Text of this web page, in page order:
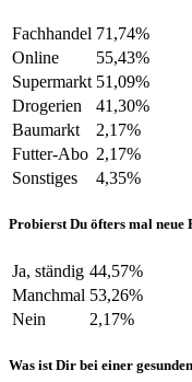
Fachhandel 71,74%
Online
55,43%
Supermarkt 51,09%
Drogerien
41,30%
Baumarkt
2,17%
Futter-Abo 2,17%
Sonstiges
4,35%
Probierst Du öfters mal neue
Ja, ständig 44,57%
Manchmal 53,26%
Nein
2,17%
Was ist Dir bei einer